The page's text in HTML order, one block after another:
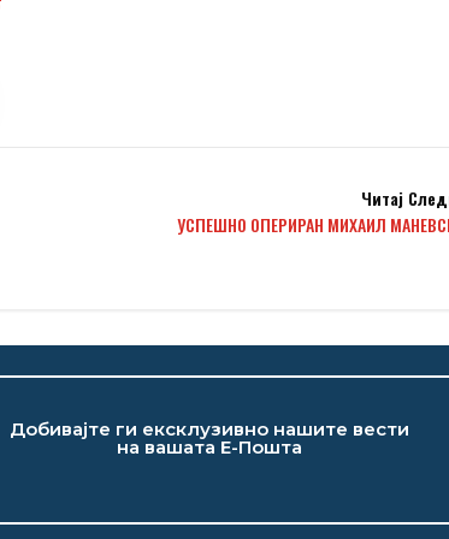
Читај
УСПЕШНО ОПЕРИРАН МИХАИЛ
Добивајте ги ексклузивно нашите вести
на вашата Е-Пошта